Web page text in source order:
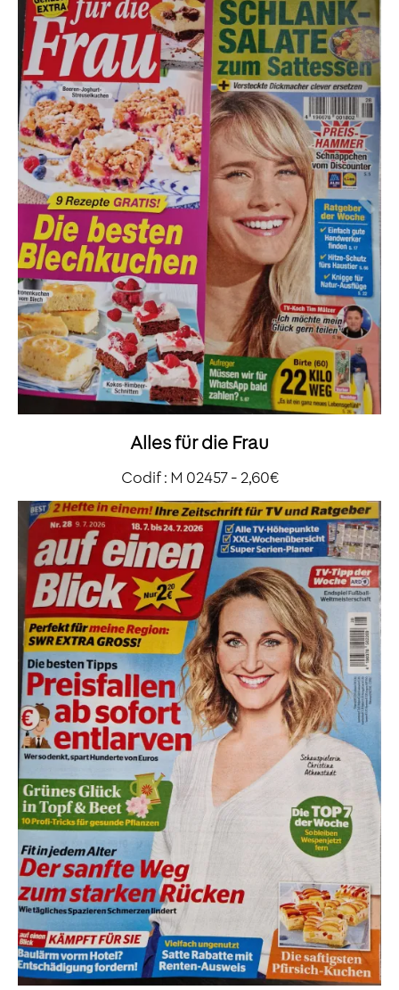
Alles für die Frau
Codif : M 02457 - 2,60€